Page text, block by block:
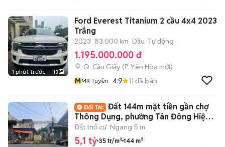
1 phút trước 13
Ford Everest Titanium 2 cầu 4x4 2023
Trắng
2023 83.000 km Dầu Tự động
1.195.000.000 đ
Q. Cầu Giấy (P. Yên Hòa mới)
MMR Tuyền 4.9 11 đã bán
Đất 144m mặt tiền gần chợ
Thông Dụng, phường Tân Đông Hiệp,
Tp Dĩ An
Đất thổ cư Ngang 5 m
5,1 tỷ 35 tr/m² 144 m²